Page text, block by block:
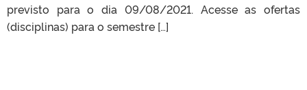
previsto para o dia 09/08/2021. Acesse as ofertas
(disciplinas) para o semestre […]